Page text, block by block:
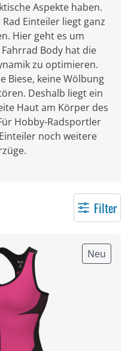
Aspekte haben.
Einteiler liegt ganz
Hier geht es um
Body hat die
zu optimieren.
Biese, keine Wölbung
Deshalb liegt ein
Haut am Körper des
Hobby-Radsportler
noch weitere
Filter
Neu